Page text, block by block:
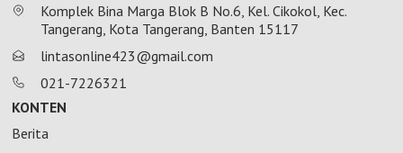
Komplek Bina Marga Blok B No.6, Kel. Cikokol, Kec.
Tangerang, Kota Tangerang, Banten 15117
lintasonline423@gmail.com
021-7226321
KONTEN
Berita